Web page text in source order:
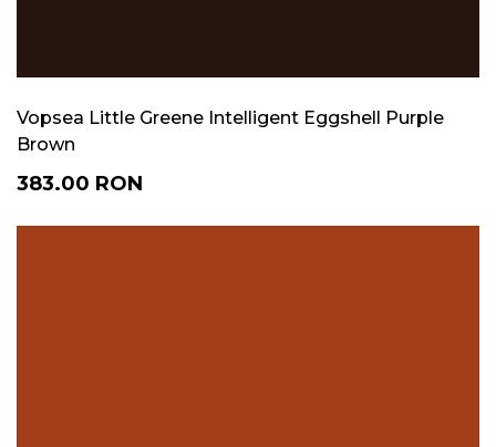
Vopsea Little Greene Intelligent Eggshell Purple
Brown
383.00 RON